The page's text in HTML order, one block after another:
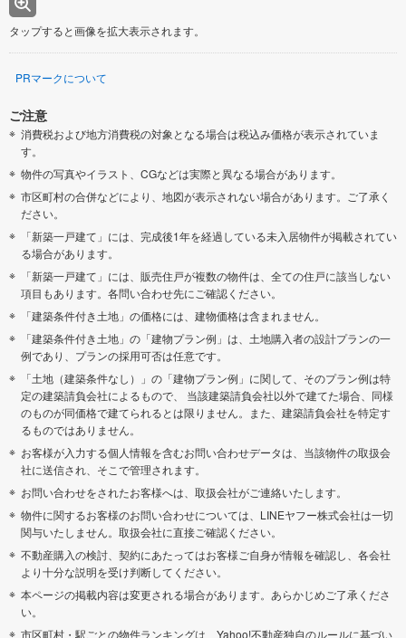
タップすると画像を拡大表示されます。
PRマークについて
ご注意
消費税および地方消費税の対象となる場合は税込み価格が表示されていま
す。
物件の写真やイラスト、CGなどは実際と異なる場合があります。
市区町村の合併などにより、地図が表示されない場合があります。ご了承く
ださい。
「新築一戸建て」には、完成後1年を経過している未入居物件が掲載されてい
る場合があります。
「新築一戸建て」には、販売住戸が複数の物件は、全ての住戸に該当しない
項目もあります。各問い合わせ先にご確認ください。
「建築条件付き土地」の価格には、建物価格は含まれません。
「建築条件付き土地」の「建物プラン例」は、土地購入者の設計プランの一
例であり、プランの採用可否は任意です。
「土地（建築条件なし）」の「建物プラン例」に関して、そのプラン例は特
定の建築請負会社によるもので、 当該建築請負会社以外で建てた場合、同様
のものが同価格で建てられるとは限りません。また、建築請負会社を特定す
るものではありません。
お客様が入力する個人情報を含むお問い合わせデータは、当該物件の取扱会
社に送信され、そこで管理されます。
お問い合わせをされたお客様へは、取扱会社がご連絡いたします。
物件に関するお客様のお問い合わせについては、LINEヤフー株式会社は一切
関与いたしません。取扱会社に直接ご確認ください。
不動産購入の検討、契約にあたってはお客様ご自身が情報を確認し、各会社
より十分な説明を受け判断してください。
本ページの掲載内容は変更される場合があります。あらかじめご了承くださ
い。
市区町村・駅ごとの物件ランキングは、Yahoo!不動産独自のルールに基づい